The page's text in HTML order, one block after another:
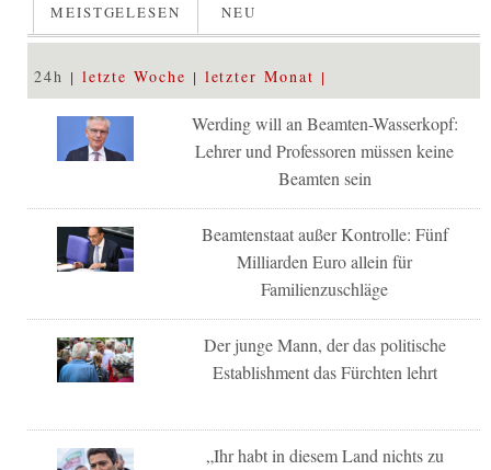
MEISTGELESEN NEU
24h letzte Woche letzter Monat
Werding will an Beamten-Wasserkopf:
Lehrer und Professoren müssen keine
Beamten sein
Beamtenstaat außer Kontrolle: Fünf
Milliarden Euro allein für
Familienzuschläge
Der junge Mann, der das politische
Establishment das Fürchten lehrt
„Ihr habt in diesem Land nichts zu